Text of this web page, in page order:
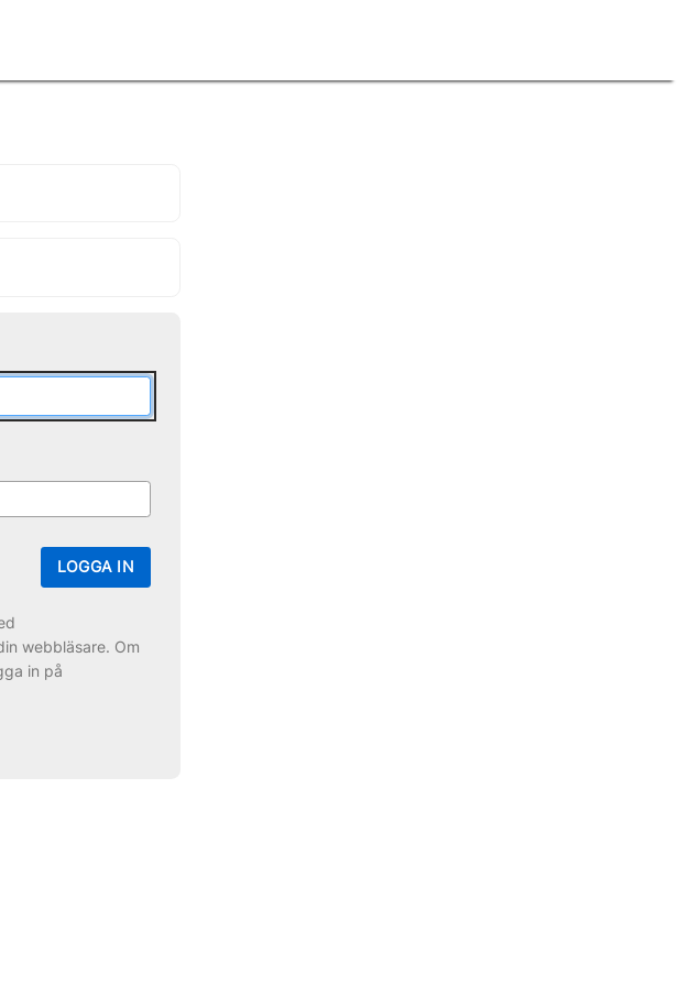
LOGGA IN
webbläsare. Om
in på